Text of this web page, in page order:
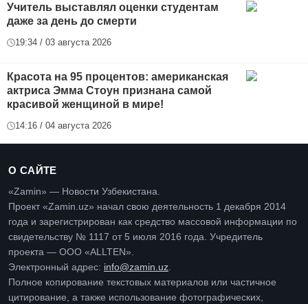
Учитель выставлял оценки студентам
даже за день до смерти
19:34 / 03 августа 2026
Красота на 95 процентов: американская
актриса Эмма Стоун признана самой
красивой женщиной в мире!
14:16 / 04 августа 2026
О САЙТЕ
«Zamin» — Новости Узбекистана.
Проект «Zamin.uz» начал свою деятельность 1 декабря 2014
года и зарегистрирован как средство массовой информации по
свидетельству № 1117 от 5 июля 2016 года. Учредитель
проекта — ООО «ALLTEN».
Электронный адрес: info@zamin.uz.
Полное копирование текстовых материалов или частичное
цитирование, а также использование фотографических,